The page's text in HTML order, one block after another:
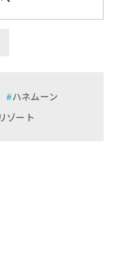
ハネムーン
リゾート